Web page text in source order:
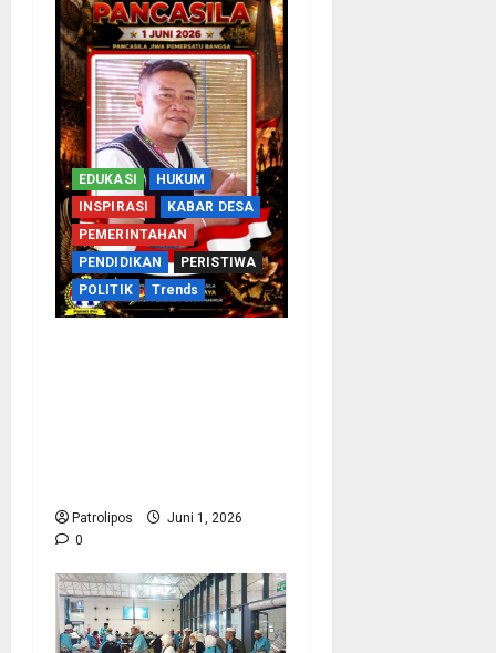
EDUKASI
HUKUM
INSPIRASI
KABAR DESA
PEMERINTAHAN
PENDIDIKAN
PERISTIWA
POLITIK
Trends
Patrolipos
Juni 1, 2026
0